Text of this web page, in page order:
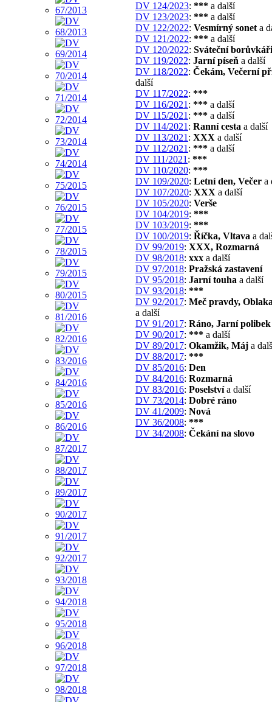
DV 124/2023: *** a další
DV 123/2023: *** a další
DV 122/2022: Vesmírný sonet a
DV 121/2022: *** a další
DV 120/2022: Sváteční borůvkáři
DV 119/2022: Jarní píseň a další
DV 118/2022: Čekám, Večerní
další
DV 117/2022: ***
DV 116/2021 : *** a další
DV 115/2021 : *** a další
DV 114/2021 : Ranní cesta a další
DV 113/2021 : XXX a další
DV 112/2021 : *** a další
DV 111/2021 : ***
DV 110/2020: ***
DV 109/2020: Letní den, Večer a
DV 107/2020: XXX a další
DV 105/2020: Verše
DV 104/2019: ***
DV 103/2019: ***
DV 100/2019: Říčka, Vltava a
DV 99/2019: XXX, Rozmarná
DV 98/2018: xxx a další
DV 97/2018: Pražská zastavení
DV 95/2018: Jarní touha a další
DV 93/2018: ***
DV 92/2017: Meč pravdy,
a další
DV 91/2017: Ráno, Jarní polibek
DV 90/2017: *** a další
DV 89/2017: Okamžik, Máj a
DV 88/2017: ***
DV 85/2016: Den
DV 84/2016: Rozmarná
DV 83/2016: Poselstvía další
DV 73/2014: Dobré ráno
DV 41/2009: Nová
DV 36/2008: ***
DV 34/2008: Čekání na slovo